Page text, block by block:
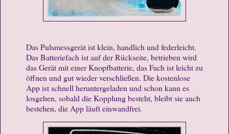
Das Pulsmessgerät ist klein, handlich und federleicht.
Das Batteriefach ist auf der Rückseite, betrieben wird
das Gerät mit einer Knopfbatterie, das Fach ist leicht zu
öffnen und gut wieder verschließen. Die kostenlose
App ist schnell heruntergeladen und schon kann es
losgehen, sobald die Kopplung besteht, bleibt sie auch
bestehen, die App läuft einwandfrei.